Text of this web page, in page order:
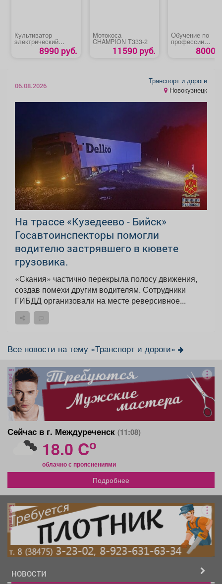
Культиватор
электрический
«STEHER EK-800»
8990 руб.
Мотокоса
CHAMPION T333-2
11590 руб.
Обучение по
профессии
«Контролер-
8000
06.08.2026
Транспорт и дороги
Новокузнецк
На трассе «Кузедеево - Бийск»
Госавтоинспекторы помогли
водителю застрявшего в кювете
грузовика.
«Скания» частично перекрыла полосу движения,
создав помехи другим водителям. Сотрудники
ГИБДД организовали на месте реверсивное...
Все новости на тему «Транспорт и дороги»
реклама
Сейчас в г. Междуреченск (11:08)
18.0 Co
облачно с прояснениями
Подробнее
реклама
НОВОСТИ